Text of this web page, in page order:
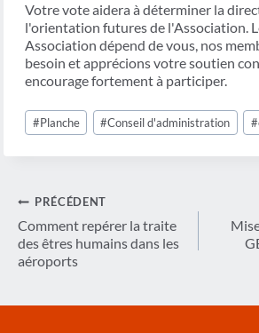
Votre vote aidera à déterminer la
l'orientation futures de l'Association.
Association dépend de vous, nos
besoin et apprécions votre soutien
encourage fortement à participer.
Étiquettes
de
#Planche #Conseil d'administration #
Navigation
de
l’article
PRÉCÉDENT
Comment repérer la traite
des êtres humains dans les
aéroports